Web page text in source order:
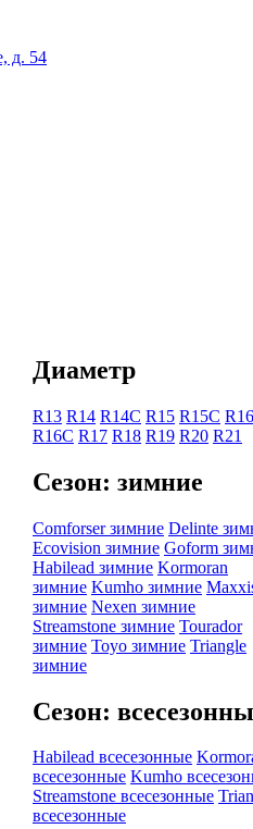
д. 54
Диаметр
R13 R14 R14С R15 R15С R16
R16С R17 R18 R19 R20 R21
Сезон: зимние
Comforser зимние Delinte
Ecovision зимние Goform
Habilead зимние Kormoran
зимние Kumho зимние
зимние Nexen зимние
Streamstone зимние Tourador
зимние Toyo зимние Triangle
зимние
Сезон:
Habilead всесезонные
всесезонные Kumho
Streamstone всесезонные
всесезонные